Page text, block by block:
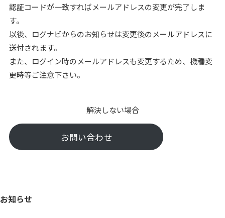
認証コードが一致すればメールアドレスの変更が完了しま
す。
以後、ログナビからのお知らせは変更後のメールアドレスに
送付されます。
また、ログイン時のメールアドレスも変更するため、機種変
更時等ご注意下さい。
解決しない場合
お問い合わせ
お知らせ